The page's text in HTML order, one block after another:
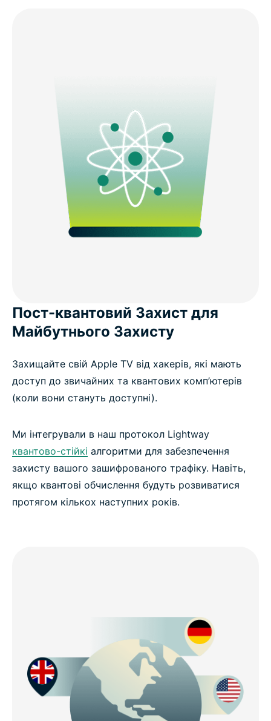
Пост-квантовий Захист для
Майбутнього Захисту
Захищайте свій Apple TV від хакерів, які мають
доступ до звичайних та квантових комп’ютерів
(коли вони стануть доступні).
Ми інтегрували в наш протокол Lightway
квантово-стійкі алгоритми для забезпечення
захисту вашого зашифрованого трафіку. Навіть,
якщо квантові обчислення будуть розвиватися
протягом кількох наступних років.